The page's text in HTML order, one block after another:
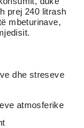
prej 240 litrash
mbeturinave,
dhe streseve
atmosferike